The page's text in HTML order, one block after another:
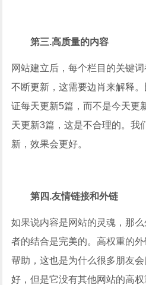
第三.高质量的内容
网站建立后，每个栏目的关键
不断更新，这需要边肖来解释
证每天更新5篇，而不是今天更
天更新3篇，这是不合理的。我
新，效果会更好。
第四.友情链接和外链
如果说内容是网站的灵魂，那
者的结合是完美的。高权重的
帮助，这也是为什么很多朋友
好，但是它没有其他网站的高